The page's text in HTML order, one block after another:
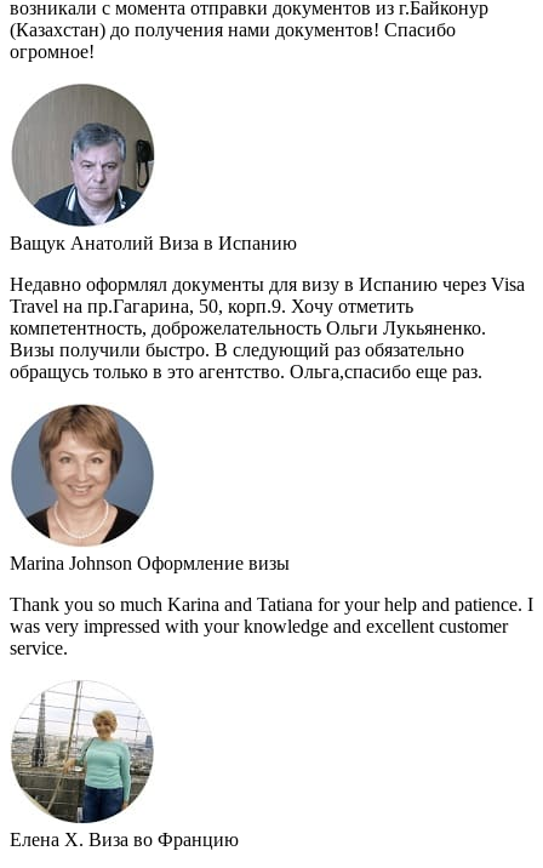
возникали с момента отправки документов из г.Байконур
(Казахстан) до получения нами документов! Спасибо
огромное!
Ващук Анатолий Виза в Испанию
Недавно оформлял документы для визу в Испанию через Visa
Travel на пр.Гагарина, 50, корп.9. Хочу отметить
компетентность, доброжелательность Ольги Лукьяненко.
Визы получили быстро. В следующий раз обязательно
обращусь только в это агентство. Ольга,спасибо еще раз.
Marina Johnson Оформление визы
Thank you so much Karina and Tatiana for your help and patience. I
was very impressed with your knowledge and excellent customer
service.
Елена Х. Виза во Францию